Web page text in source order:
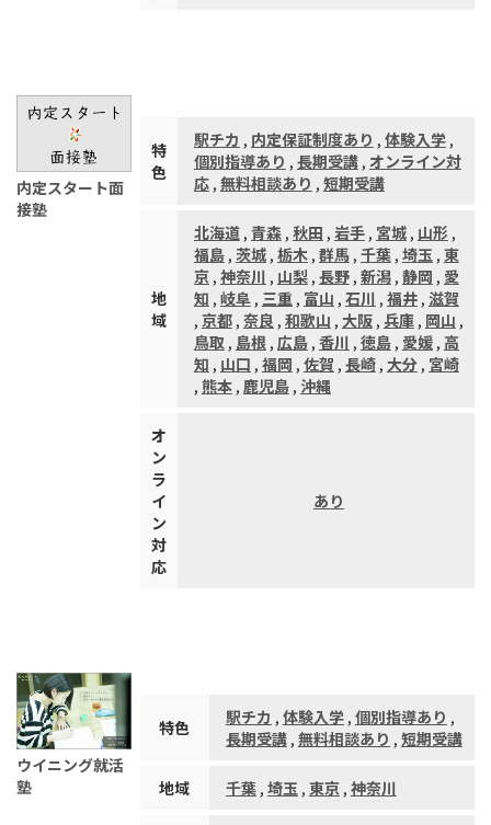
内定スタート面
接塾
特
色
駅チカ , 内定保証制度あり , 体験入学,
個別指導あり , 長期受講, オンライン対
応, 無料相談あり , 短期受講
地
域
北海道, 青森, 秋田 , 岩手, 宮城, 山形 ,
福島, 茨城, 栃木, 群馬, 千葉, 埼玉 , 東
京 , 神奈川 , 山梨, 長野, 新潟, 静岡 , 愛
知 , 岐阜, 三重, 富山 , 石川 , 福井, 滋賀
, 京都, 奈良 , 和歌山 , 大阪, 兵庫, 岡山 ,
鳥取 , 島根, 広島, 香川 , 徳島, 愛媛, 高
知 , 山口 , 福岡 , 佐賀 , 長崎, 大分, 宮崎
, 熊本, 鹿児島, 沖縄
オ
ン
ラ
イ
ン
対
応
あり
ウイニング就活
塾
特色 駅チカ , 体験入学, 個別指導あり ,
長期受講, 無料相談あり , 短期受講
地域 千葉, 埼玉, 東京, 神奈川